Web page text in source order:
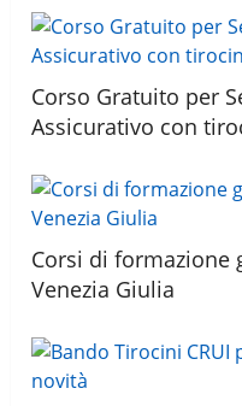
Corso Gratuito per
Assicurativo con
Corsi di formazione
Venezia Giulia